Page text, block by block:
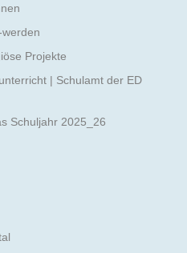
Projekte
| Schulamt der ED
Schuljahr 2025_26